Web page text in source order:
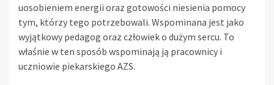
uosobieniem energii oraz gotowości niesienia pomocy
tym, którzy tego potrzebowali. Wspominana jest jako
wyjątkowy pedagog oraz człowiek o dużym sercu. To
właśnie w ten sposób wspominają ją pracownicy i
uczniowie piekarskiego AZS.